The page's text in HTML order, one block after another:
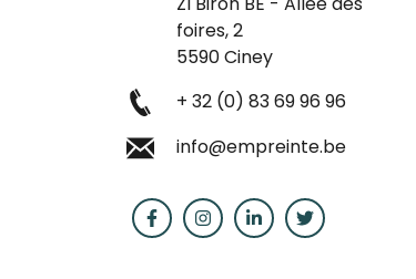
foires, 2
5590 Ciney
+ 32 (0) 83 69 96 96
info@empreinte.be